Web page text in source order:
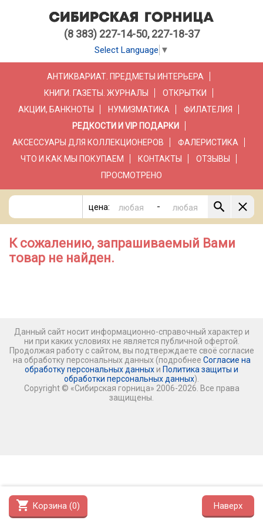
(8 383) 227-14-50, 227-18-37
Select Language ▼
АНТИКВАРИАТ. ПРЕДМЕТЫ ИНТЕРЬЕРА
КНИГИ. ГАЗЕТЫ. ЖУРНАЛЫ
ОТКРЫТКИ
АКЦИИ, БАНКНОТЫ
НУМИЗМАТИКА
ФИЛАТЕЛИЯ
РЕДКОСТИ И VIP ПОДАРКИ
АКСЕССУАРЫ ДЛЯ КОЛЛЕКЦИОНЕРОВ
ФАЛЕРИСТИКА
ЧТО И КАК МЫ ПОКУПАЕМ
КОНТАКТЫ
ОТЗЫВЫ
ПРОСМОТРЕНО
цена: -
shopping_cart Корзина (0) Наверх
К сожалению, запрашиваемый Вами
товар не найден.
Данный сайт носит информационно-справочный характер и
ни при каких условиях не является публичной офертой.
Продолжая работу с сайтом, вы подтверждаете своё согласие
на обработку персональных данных (подробнее Согласие на
обработку персональных данных и Политика защиты и
обработки персональных данных).
Copyright © «Сибирская горница» 2006-2026. Все права
защищены.